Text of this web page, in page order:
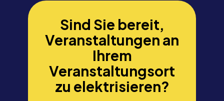
Sind Sie bereit,
Veranstaltungen an
Ihrem
Veranstaltungsort
zu elektrisieren?